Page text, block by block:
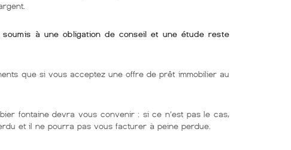
à une obligation de conseil et une étude reste
que si vous acceptez une offre de prêt immobilier au
fontaine devra vous convenir : si ce n’est pas le cas,
et il ne pourra pas vous facturer à peine perdue.